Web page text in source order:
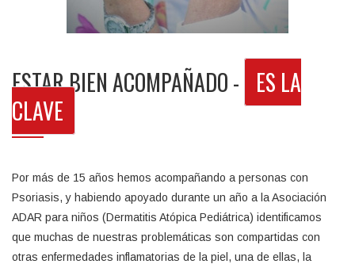
ESTAR BIEN ACOMPAÑADO - ES LA
CLAVE
Por más de 15 años hemos acompañando a personas con
Psoriasis, y habiendo apoyado durante un año a la Asociación
ADAR para niños (Dermatitis Atópica Pediátrica) identificamos
que muchas de nuestras problemáticas son compartidas con
otras enfermedades inflamatorias de la piel, una de ellas, la